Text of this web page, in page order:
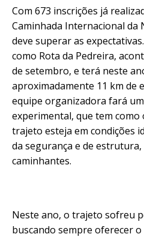
Com 673 inscrições já
Caminhada Internacional da
deve superar as
como Rota da Pedreira,
de setembro, e terá neste
aproximadamente 11 km de
equipe organizadora fará
experimental, que tem
trajeto esteja em condições
da segurança e de
caminhantes.
Neste ano, o trajeto sofreu
buscando sempre oferecer